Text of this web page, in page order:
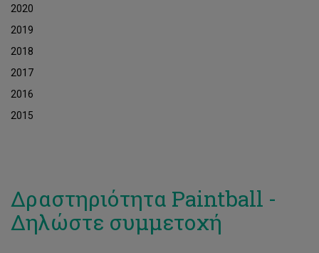
2020
2019
2018
2017
2016
2015
Δραστηριότητα Paintball -
Δηλώστε συμμετοχή